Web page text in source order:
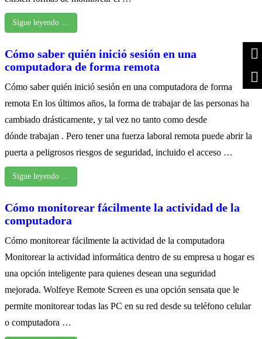
Sigue leyendo …
Cómo saber quién inició sesión en una
computadora de forma remota
Cómo saber quién inició sesión en una computadora de forma
remota En los últimos años, la forma de trabajar de las personas ha
cambiado drásticamente, y tal vez no tanto como desde
dónde trabajan . Pero tener una fuerza laboral remota puede abrir la
puerta a peligrosos riesgos de seguridad, incluido el acceso …
Sigue leyendo …
Cómo monitorear fácilmente la actividad de la
computadora
Cómo monitorear fácilmente la actividad de la computadora
Monitorear la actividad informática dentro de su empresa u hogar es
una opción inteligente para quienes desean una seguridad
mejorada. Wolfeye Remote Screen es una opción sensata que le
permite monitorear todas las PC en su red desde su teléfono celular
o computadora …